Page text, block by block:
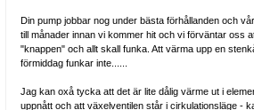
Din pump jobbar nog under bästa förhållanden och
till månader innan vi kommer hit och vi förväntar oss
"knappen" och allt skall funka. Att värma upp en
förmiddag funkar inte......
Jag kan oxå tycka att det är lite dålig värme ut i
uppnått och att växelventilen står i cirkulationsläge -